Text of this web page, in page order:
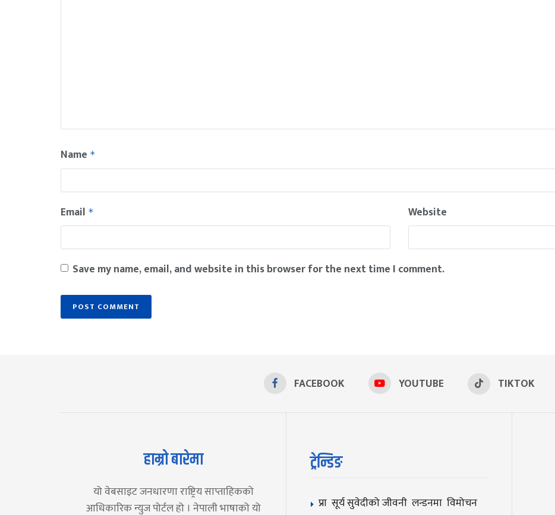
Name *
Email * Website
Save my name, email, and website in this browser for the next time I comment.
FACEBOOK YOUTUBE TIKTOK
हाम्रो बारेमा
यो वेबसाइट जनधारणा राष्ट्रिय साप्ताहिकको
आधिकारिक न्युज पोर्टल हो । नेपाली भाषाको यो
ट्रेन्डिङ
प्रा सूर्य सुवेदीको जीवनी लन्डनमा विमोचन